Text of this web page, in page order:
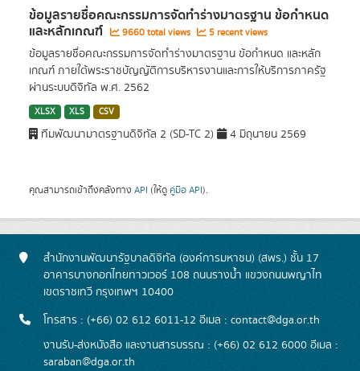
ข้อมูลรายชื่อคณะกรรมการจัดทำร่างมาตรฐาน ข้อกำหนด
และหลักเกณฑ์ 9660 total views 5 recent views
ข้อมูลรายชื่อคณะกรรมการจัดทำร่างมาตรฐาน ข้อกำหนด และหลัก
เกณฑ์ ภายใต้พระราชบัญญัติการบริหารงานและการให้บริการภาครัฐ
ผ่านระบบดิจิทัล พ.ศ. 2562
XLSX XLS CSV
ทีมพัฒนามาตรฐานดิจิทัล 2 (SD-TC 2) 4 มิถุนายน 2569
คุณสามารถเข้าถึงคลังทาง API (ให้ดู คู่มือ API).
สำนักงานพัฒนารัฐบาลดิจิทัล (องค์การมหาชน) (สพร.) ชั้น 17
อาคารบางกอกไทยทาวเวอร์ 108 ถนนรางน้ำ แขวงถนนพญาไท
เขตราชเทวี กรุงเทพฯ 10400
โทรสาร : (+66) 02 612 6011-12 อีเมล : contact@dga.or.th
งานรับ-ส่งหนังสือ และงานสารบรรณ : (+66) 02 612 6000 อีเมล :
saraban@dga.or.th